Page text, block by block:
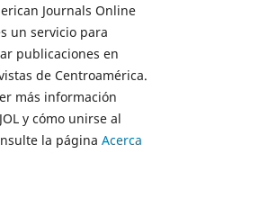
Journals Online
un servicio para
publicaciones en
de Centroamérica.
más información
y cómo unirse al
la página Acerca